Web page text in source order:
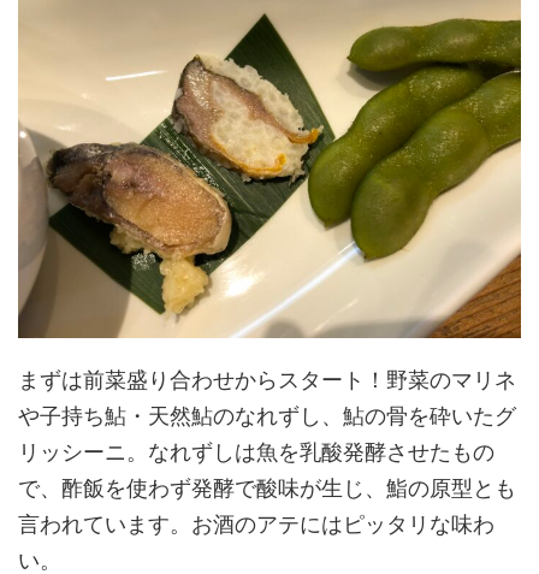
まずは前菜盛り合わせからスタート！野菜のマリネ
や子持ち鮎・天然鮎のなれずし、鮎の骨を砕いたグ
リッシーニ。なれずしは魚を乳酸発酵させたもの
で、酢飯を使わず発酵で酸味が生じ、鮨の原型とも
言われています。お酒のアテにはピッタリな味わ
い。